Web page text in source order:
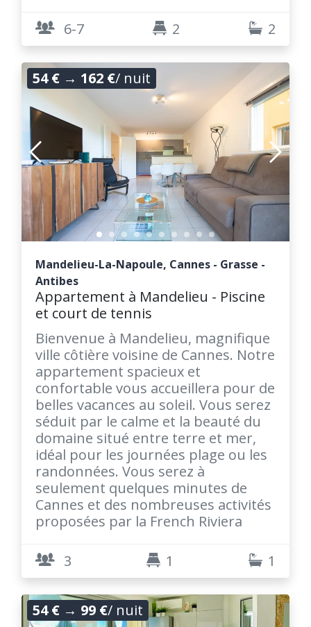
6-7 2 2
54 € → 162 €/ nuit
Mandelieu-La-Napoule, Cannes - Grasse -
Antibes
Appartement à Mandelieu - Piscine
et court de tennis
Bienvenue à Mandelieu, magnifique
ville côtière voisine de Cannes. Notre
appartement spacieux et
confortable vous accueillera pour de
belles vacances au soleil. Vous serez
séduit par le calme et la beauté du
domaine situé entre terre et mer,
idéal pour les journées plage ou les
randonnées. Vous serez à
seulement quelques minutes de
Cannes et des nombreuses activités
proposées par la French Riviera
3 1 1
54 € → 99 €/ nuit